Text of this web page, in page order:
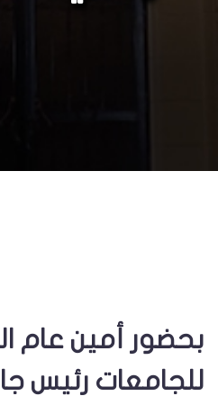
بحضور أمين عام
للجامعات رئيس